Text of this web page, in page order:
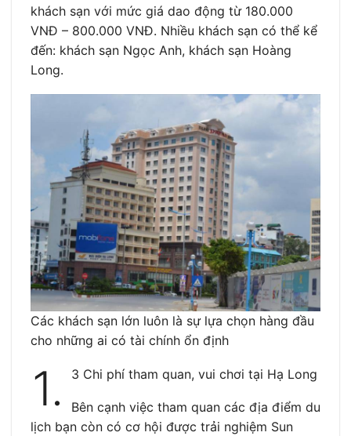
khách sạn với mức giá dao động từ 180.000
VNĐ – 800.000 VNĐ. Nhiều khách sạn có thể kể
đến: khách sạn Ngọc Anh, khách sạn Hoàng
Long.
Các khách sạn lớn luôn là sự lựa chọn hàng đầu
cho những ai có tài chính ổn định
1. 3 Chi phí tham quan, vui chơi tại Hạ Long
Bên cạnh việc tham quan các địa điểm du
lịch bạn còn có cơ hội được trải nghiệm Sun